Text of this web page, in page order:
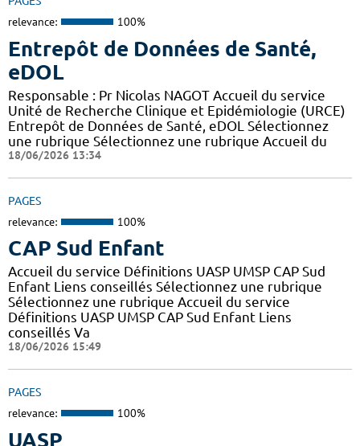
relevance: 100%
Entrepôt de Données de Santé,
eDOL
Responsable : Pr Nicolas NAGOT Accueil du service
Unité de Recherche Clinique et Epidémiologie (URCE)
Entrepôt de Données de Santé, eDOL Sélectionnez
une rubrique Sélectionnez une rubrique Accueil du
18/06/2026 13:34
PAGES
relevance: 100%
CAP Sud Enfant
Accueil du service Définitions UASP UMSP CAP Sud
Enfant Liens conseillés Sélectionnez une rubrique
Sélectionnez une rubrique Accueil du service
Définitions UASP UMSP CAP Sud Enfant Liens
conseillés Va
18/06/2026 15:49
PAGES
relevance: 100%
UASP